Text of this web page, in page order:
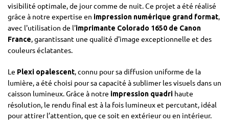
visibilité optimale, de jour comme de nuit. Ce projet a été réalisé
grâce à notre expertise en impression numérique grand format,
avec l'utilisation de l'imprimante Colorado 1650 de Canon
France, garantissant une qualité d'image exceptionnelle et des
couleurs éclatantes.
Le Plexi opalescent, connu pour sa diffusion uniforme de la
lumière, a été choisi pour sa capacité à sublimer les visuels dans un
caisson lumineux. Grâce à notre impression quadri haute
résolution, le rendu final est à la fois lumineux et percutant, idéal
pour attirer l’attention, que ce soit en extérieur ou en intérieur.